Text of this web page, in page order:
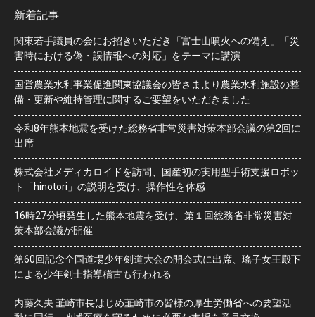
新着記事
関東若手議員の会にお招きいただき「富士山噴火への備え」「災
害時における偽・誤情報への対応」をテーマに講演
国営農業水利事業促進関東協議会の皆さまより農業水利施設の整
備・更新や維持管理に関するご要望をいただきました
令和8年熊本地震を受けた総務省非常災害対策本部会議の第2回に
出席
株式会社メディカロイドを訪問、国産初の実用型手術支援ロボッ
ト「hinotori」の説明を受け、操作性を体感
16時27分頃発生した熊本地震を受け、第１回総務省非常災害対
策本部会議が開催
第60回記念全国道場少年剣道大会の開会式に出席、瑤子女王殿下
による少年剣士指導稽古も行われる
内藤久夫 韮崎市長はじめ韮崎市の皆様の厚生労働省への要望活